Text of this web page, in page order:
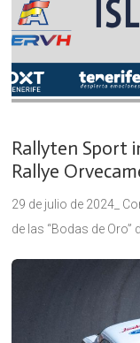
Rallyten Sport
Rallye
29 de julio de 2024_
de las “Bodas de